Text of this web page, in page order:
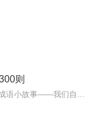
则
周一到周五每晚20:00更新中国成语小故事——我们自己的文化故事！全新演绎精彩生动的有声故事。听觉冲击带来的画面感仿佛身临其境。小朋友们和大朋友们都非常喜...